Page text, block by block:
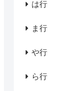
は行
ま行
や行
ら行